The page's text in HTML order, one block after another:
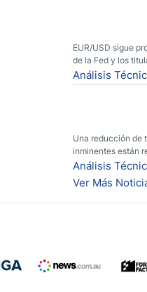
EUR/USD sigue
de la Fed y los
convicción real.
Análisis
Una reducción de
inminentes están
Una reducción de
inminentes están
Esto es lo que los
Análisis
Ver Más